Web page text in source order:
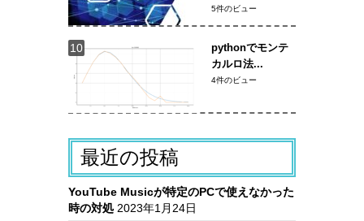
5件のビュー
pythonでモンテ
カルロ法...
4件のビュー
最近の投稿
YouTube Musicが特定のPCで使えなかった
時の対処 2023年1月24日